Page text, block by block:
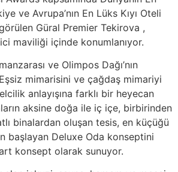
ve Avrupa’nın En Lüks Kıyı Oteli
Güral Premier Tekirova ,
maviliği içinde konumlanıyor.
ve Olimpos Dağı’nın
mimarisini ve çağdaş mimariyi
anlayışına farklı bir heyecan
aksine doğa ile iç içe, birbirinden
binalardan oluşan tesis, en küçüğü
başlayan Deluxe Oda konseptini
konsept olarak sunuyor.